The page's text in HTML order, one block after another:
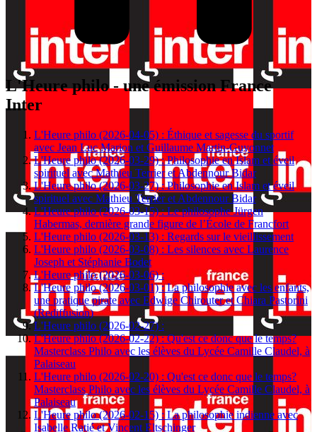
L'Heure philo - une émission France
Inter
L'Heure philo (2026-04-05) : Éthique et sagesse du sportif
avec Jean Luc Marion et Guillaume Martin-Guyonnet
L'Heure philo (2026-03-29) : Philosophie en Islam et éveil
spirituel avec Mathieu Terrier et Abdennour Bidar
L'Heure philo (2026-03-27) : Philosophie en Islam et éveil
spirituel avec Mathieu Terrier et Abdennour Bidar
L'Heure philo (2026-03-15) : Le philosophe Jürgen
Habermas, dernière grande figure de l’École de Francfort
L'Heure philo (2026-03-13) : Regards sur le vieillissement
L'Heure philo (2026-03-08) : Les silences avec Laurence
Joseph et Stéphanie Bodet
L'Heure philo (2026-03-06) :
L'Heure philo (2026-03-01) : La philosophie avec les enfants,
une pratique pirate avec Edwige Chirouter et Chiara Pastorini
(Rediffusion)
L'Heure philo (2026-02-27) :
L'Heure philo (2026-02-22) : Qu'est ce donc que le temps?
Masterclass Philo avec les élèves du Lycée Camille Claudel, à
Palaiseau
L'Heure philo (2026-02-20) : Qu'est ce donc que le temps?
Masterclass Philo avec les élèves du Lycée Camille Claudel, à
Palaiseau
L'Heure philo (2026-02-15) : La philosophie indienne avec
Isabelle Ratié et Vincent Eltschinger